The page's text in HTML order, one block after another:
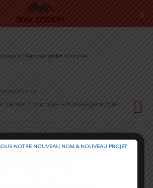
› Gorewear Jacket Concurve
SÉBASTIEN RÉMOND
Jacket Concurve – Aussi légère que
NOTRE NOUVEAU NOM & NOUVEAU PROJET